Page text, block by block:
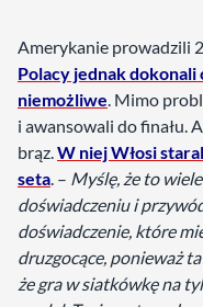
Amerykanie prowadzili
Polacy jednak dokonali
niemożliwe. Mimo
i awansowali do finału.
brąz.W niej Włosi
seta. – Myślę, że to
doświadczeniu i
doświadczenie, które
druzgocące, ponieważ
że gra w siatkówkę na